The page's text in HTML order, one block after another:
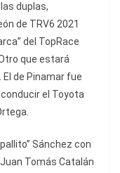
duplas,
de TRV6 2021
del TopRace
que estará
de Pinamar fue
el Toyota
Sánchez con
Tomás Catalán